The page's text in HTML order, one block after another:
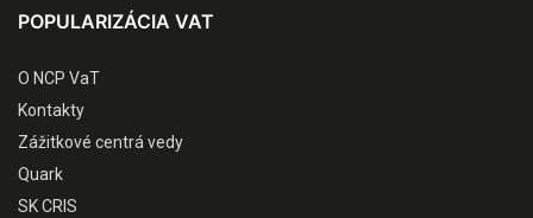
POPULARIZÁCIA VAT
O NCP VaT
Kontakty
Zážitkové centrá vedy
Quark
SK CRIS